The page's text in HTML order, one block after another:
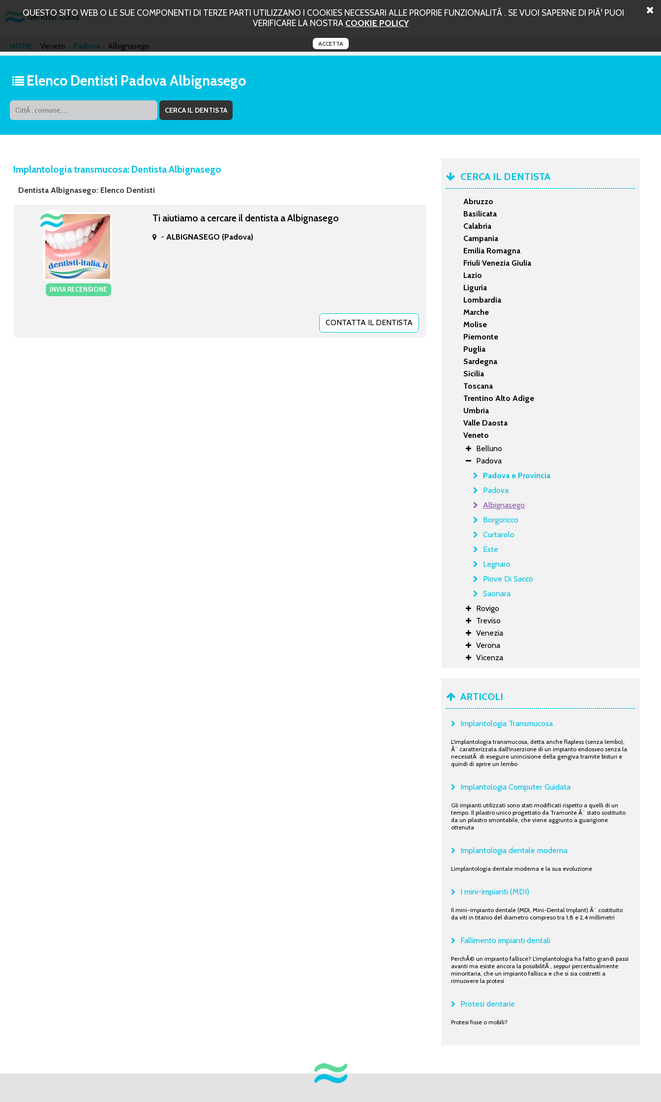
QUESTO SITO WEB O LE SUE COMPONENTI DI TERZE PARTI UTILIZZANO I COOKIES NECESSARI ALLE PROPRIE FUNZIONALITÃ . SE VUOI SAPERNE DI PIÃ¹ PUOI
VERIFICARE LA NOSTRA COOKIE POLICY
ACCETTA
HOME Veneto Padova Albignasego
Elenco Dentisti Padova Albignasego
Implantologia transmucosa: Dentista Albignasego
Dentista Albignasego: Elenco Dentisti
INVIA RECENSIONE
Ti aiutiamo a cercare il dentista a Albignasego
-ALBIGNASEGO (Padova)
CONTATTA IL DENTISTA
CERCA IL DENTISTA
Abruzzo
Basilicata
Calabria
Campania
Emilia Romagna
Friuli Venezia Giulia
Lazio
Liguria
Lombardia
Marche
Molise
Piemonte
Puglia
Sardegna
Sicilia
Toscana
Trentino Alto Adige
Umbria
Valle Daosta
Veneto
Belluno
Padova
Padova e Provincia
Padova
Albignasego
Borgoricco
Curtarolo
Este
Legnaro
Piove Di Sacco
Saonara
Rovigo
Treviso
Venezia
Verona
Vicenza
ARTICOLI
Implantologia Transmucosa
L'implantologia transmucosa, detta anche flapless (senza lembo),
Ã¨ caratterizzata dall'inserzione di un impianto endosseo senza la
necessitÃ di eseguire unincisione della gengiva tramite bisturi e
quindi di aprire un lembo
Implantologia Computer Guidata
Gli impianti utilizzati sono stati modificati rispetto a quelli di un
tempo. Il pilastro unico progettato da Tramonte Ã¨ stato sostituito
da un pilastro smontabile, che viene aggiunto a guarigione
ottenuta
Implantologia dentale moderna
Limplantologia dentale moderna e la sua evoluzione
I mini-impianti (MDI)
Il mini-impianto dentale (MDI, Mini-Dental Implant) Ã¨ costituito
da viti in titanio del diametro compreso tra 1,8 e 2,4 millimetri
Fallimento impianti dentali
PerchÃ© un impianto fallisce? L'implantologia ha fatto grandi passi
avanti ma esiste ancora la possibilitÃ , seppur percentualmente
minoritaria, che un impianto fallisca e che si sia costretti a
rimuovere la protesi
Protesi dentarie
Protesi fisse o mobili?